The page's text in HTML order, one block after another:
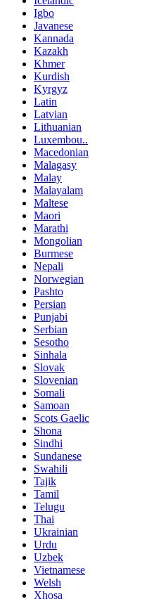
Igbo
Javanese
Kannada
Kazakh
Khmer
Kurdish
Kyrgyz
Latin
Latvian
Lithuanian
Luxembou..
Macedonian
Malagasy
Malay
Malayalam
Maltese
Maori
Marathi
Mongolian
Burmese
Nepali
Norwegian
Pashto
Persian
Punjabi
Serbian
Sesotho
Sinhala
Slovak
Slovenian
Somali
Samoan
Scots Gaelic
Shona
Sindhi
Sundanese
Swahili
Tajik
Tamil
Telugu
Thai
Ukrainian
Urdu
Uzbek
Vietnamese
Welsh
Xhosa